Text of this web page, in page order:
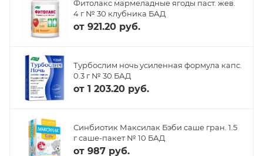
Фитолакс мармеладные ягоды паст. жев.
4 г № 30 клубника БАД
от 921.20 руб.
Турбослим ночь усиленная формула капс.
0.3 г № 30 БАД
от 1 203.20 руб.
Синбиотик Максилак Бэби саше гран. 1.5
г саше-пакет № 10 БАД
от 987 руб.